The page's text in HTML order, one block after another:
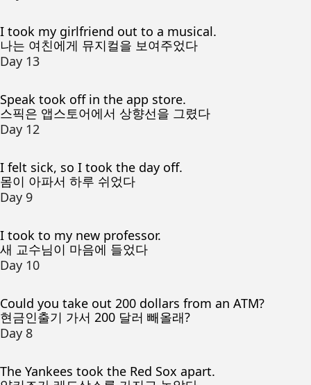
I took my girlfriend out to a musical.
나는 여친에게 뮤지컬을 보여주었다
Day 13
Speak took off in the app store.
스픽은 앱스토어에서 상향선을 그렸다
Day 12
I felt sick, so I took the day off.
몸이 아파서 하루 쉬었다
Day 9
I took to my new professor.
새 교수님이 마음에 들었다
Day 10
Could you take out 200 dollars from an ATM?
현금인출기 가서 200 달러 빼올래?
Day 8
The Yankees took the Red Sox apart.